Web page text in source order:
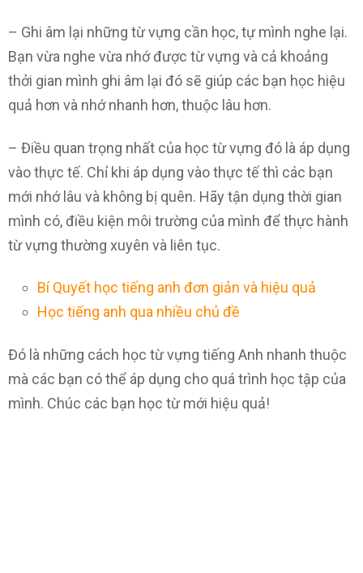
– Ghi âm lại những từ vựng cần học, tự mình nghe lại.
Bạn vừa nghe vừa nhớ được từ vựng và cả khoảng
thởi gian mình ghi âm lại đó sẽ giúp các bạn học hiệu
quả hơn và nhớ nhanh hơn, thuộc lâu hơn.
– Điều quan trọng nhất của học từ vựng đó là áp dụng
vào thực tế. Chỉ khi áp dụng vào thực tế thì các bạn
mới nhớ lâu và không bị quên. Hãy tận dụng thời gian
mình có, điều kiện môi trường của mình để thực hành
từ vựng thường xuyên và liên tục.
Bí Quyết học tiếng anh đơn giản và hiệu quả
Học tiếng anh qua nhiều chủ đề
Đó là những cách học từ vựng tiếng Anh nhanh thuộc
mà các bạn có thể áp dụng cho quá trình học tập của
mình. Chúc các bạn học từ mới hiệu quả!